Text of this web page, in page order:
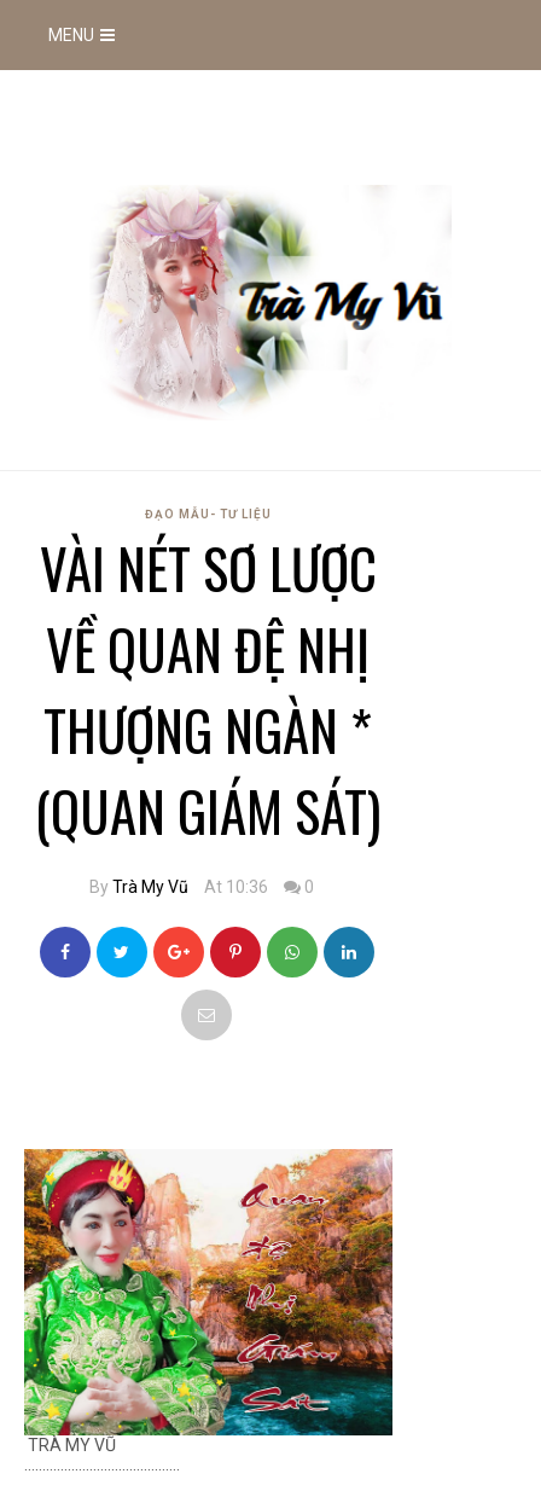
MENU
ĐẠO MẪU- TƯ LIỆU
VÀI NÉT SƠ LƯỢC
VỀ QUAN ĐỆ NHỊ
THƯỢNG NGÀN *
(QUAN GIÁM SÁT)
ByTrà My Vũ At 10:36 0
TRÀ MY VŨ